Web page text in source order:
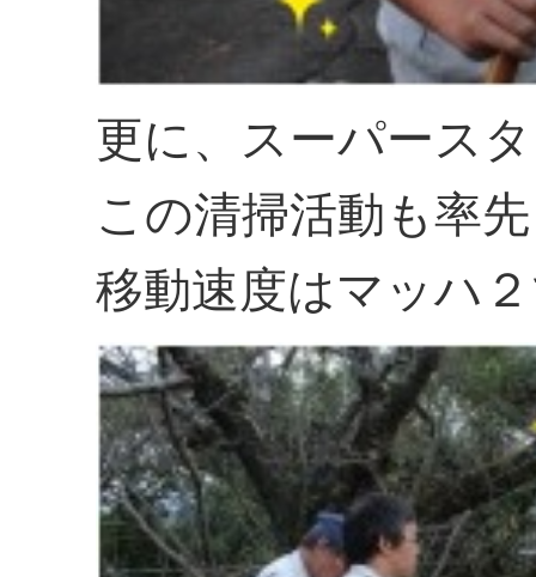
更に、スーパース
この清掃活動も率
移動速度はマッハ